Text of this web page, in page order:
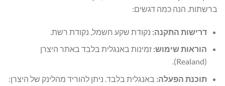
ברשתות. הנה כמה דגשים:
דרישות התקנה: נקודת שקע חשמל, נקודת רשת.
הוראות שימוש: זמינות באנגלית בלבד באתר היצרן
(Realand).
תוכנת הפעלה: באנגלית בלבד. ניתן להוריד מהלינק של היצרן: